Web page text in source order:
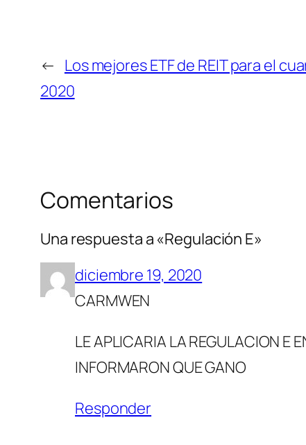
← Los mejores ETF de REIT para el
2020
Comentarios
Una respuesta a «Regulación E»
diciembre 19, 2020
CARMWEN
LE APLICARIA LA REGULACION E
INFORMARON QUE GANO
Responder